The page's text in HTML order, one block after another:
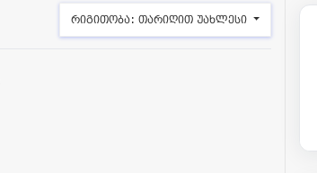
რიგითობა: თარიღით უახლესი